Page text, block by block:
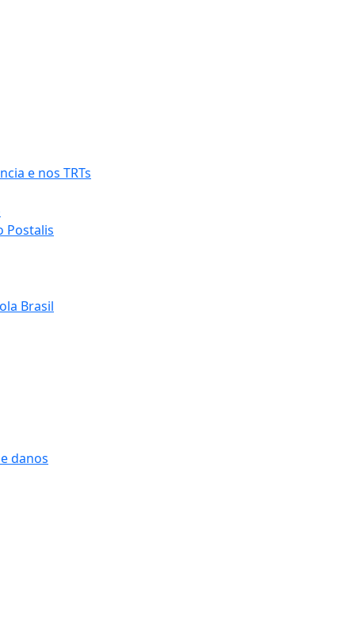
e nos TRTs
Postalis
Brasil
danos